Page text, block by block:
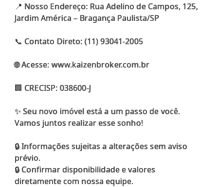
📍 Nosso Endereço: Rua Adelino de Campos, 125,
Jardim América – Bragança Paulista/SP
📞 Contato Direto: (11) 93041-2005
🌐 Acesse: www.kaizenbroker.com.br
🏢 CRECISP: 038600-J
✨ Seu novo imóvel está a um passo de você.
Vamos juntos realizar esse sonho!
🔒 Informações sujeitas a alterações sem aviso
prévio.
🔒 Confirmar disponibilidade e valores
diretamente com nossa equipe.